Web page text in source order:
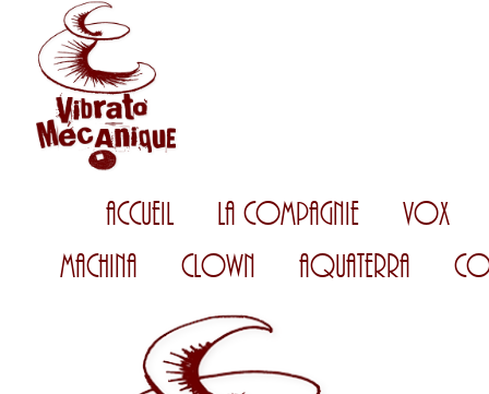
Accueil La Compagnie
Vox
Machina
Clown AquaTerra